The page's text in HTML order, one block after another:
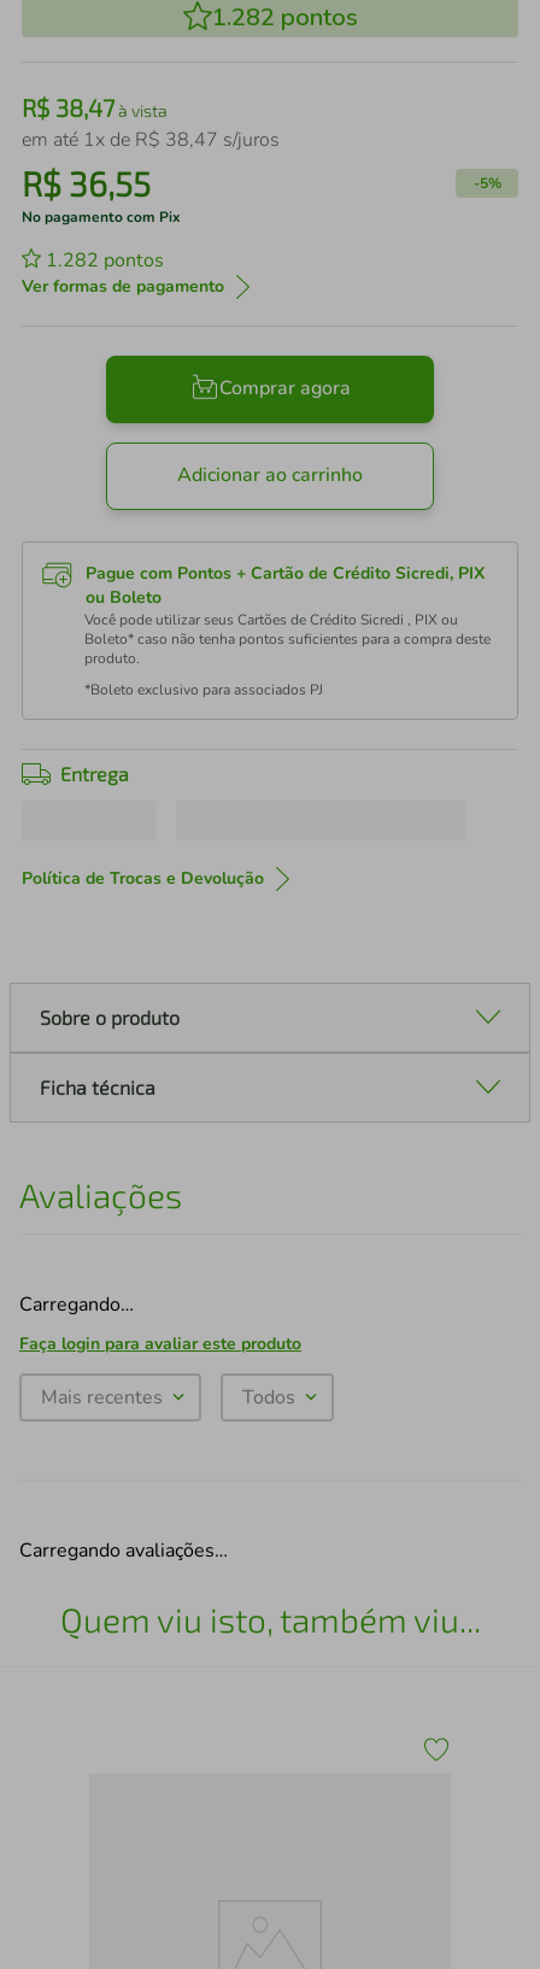
1.282 pontos
R$ 38,47à vista
em até 1x de R$ 38,47 s/juros
R$ 36,55 -5%
No pagamento com Pix
1.282 pontos
Ver formas de pagamento
Comprar agora
Adicionar ao carrinho
Pague com Pontos + Cartão de Crédito Sicredi, PIX
ou Boleto
Você pode utilizar seus Cartões de Crédito Sicredi , PIX ou
Boleto* caso não tenha pontos suficientes para a compra deste
produto.
*Boleto exclusivo para associados PJ
Entrega
Política de Trocas e Devolução
Sobre o produto
Ficha técnica
Avaliações
Carregando…
Faça login para avaliar este produto
Mais recentes Todos
Carregando avaliações…
Quem viu isto, também viu...